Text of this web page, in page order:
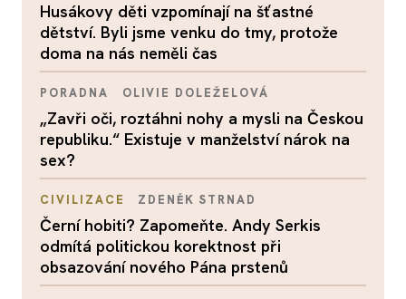
Husákovy děti vzpomínají na šťastné
dětství. Byli jsme venku do tmy, protože
doma na nás neměli čas
PORADNA OLIVIE DOLEŽELOVÁ
„Zavři oči, roztáhni nohy a mysli na Českou
republiku.“ Existuje v manželství nárok na
sex?
CIVILIZACE ZDENĚK STRNAD
Černí hobiti? Zapomeňte. Andy Serkis
odmítá politickou korektnost při
obsazování nového Pána prstenů